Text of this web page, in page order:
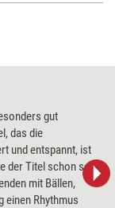
gut
das die
und entspannt, ist
der Titel schon sagt,
mit Bällen,
einen Rhythmus